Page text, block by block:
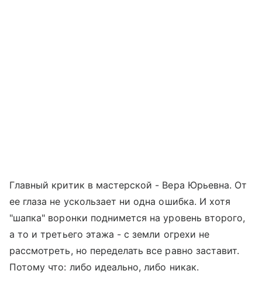
Главный критик в мастерской - Вера Юрьевна. От
ее глаза не ускользает ни одна ошибка. И хотя
"шапка" воронки поднимется на уровень второго,
а то и третьего этажа - с земли огрехи не
рассмотреть, но переделать все равно заставит.
Потому что: либо идеально, либо никак.